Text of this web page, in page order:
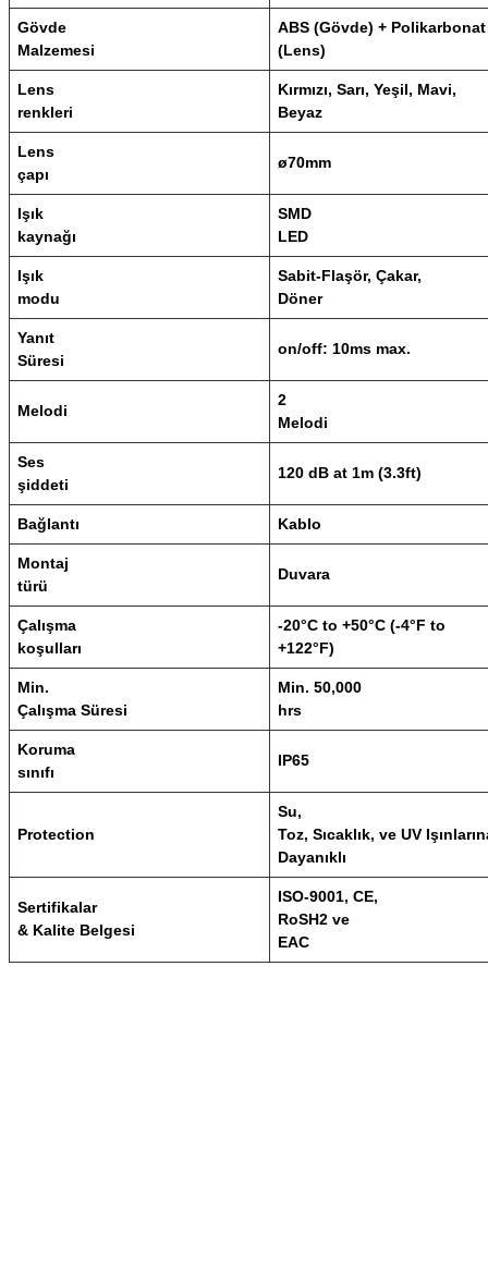
Gövde
Malzemesi
ABS (Gövde) + Polikarbonat
(Lens)
Lens
renkleri
Kırmızı, Sarı, Yeşil, Mavi,
Beyaz
Lens
çapı
ø70mm
Işık
kaynağı
SMD
LED
Işık
modu
Sabit-Flaşör, Çakar,
Döner
Yanıt
Süresi
on/off: 10ms max.
Melodi
2
Melodi
Ses
şiddeti
120 dB at 1m (3.3ft)
Bağlantı Kablo
Montaj
türü
Duvara
Çalışma
koşulları
-20°C to +50°C (-4°F to
+122°F)
Min.
Çalışma Süresi
Min. 50,000
hrs
Koruma
sınıfı
IP65
Protection
Su,
Toz, Sıcaklık, ve UV
Dayanıklı
Sertifikalar
& Kalite Belgesi
ISO-9001, CE,
RoSH2 ve
EAC